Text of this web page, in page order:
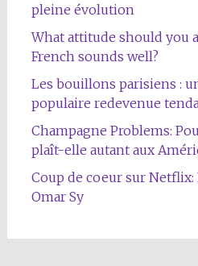
pleine évolution
What attitude should you
French sounds well?
Les bouillons parisiens :
populaire redevenue
Champagne Problems:
plaît-elle autant aux
Coup de coeur sur Netflix:
Omar Sy